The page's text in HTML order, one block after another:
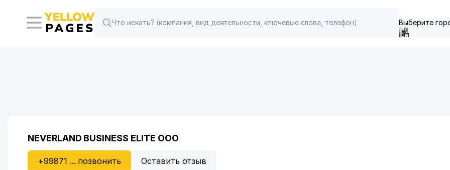
Выберите
NEVERLAND BUSINESS ELITE ООО
+99871 ... позвонить Оставить отзыв